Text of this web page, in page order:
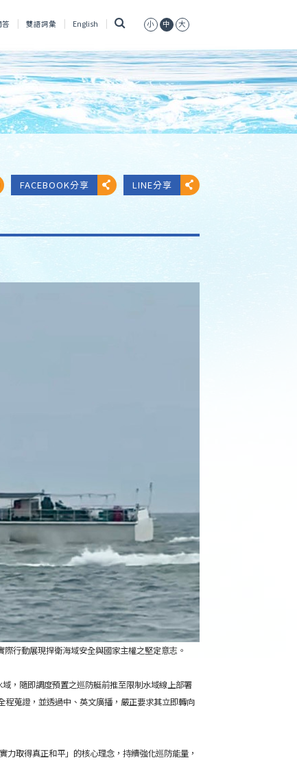
答 雙語詞彙 English 小 中 大
FACEBOOK分享 LINE分享
行動展現捍衛海域安全與國家主權之堅定意志。
，隨即調度預置之巡防艇前推至限制水域線上部署
蒐證，並透過中、英文廣播，嚴正要求其立即轉向
取得真正和平」的核心理念，持續強化巡防能量，